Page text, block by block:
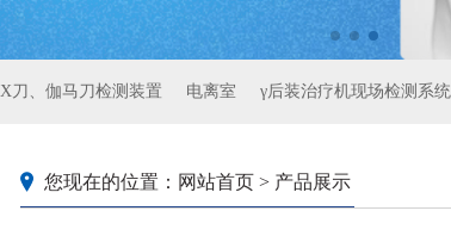
X刀、伽马刀检测装置 电离室 γ后装治疗机现场检测系统
您现在的位置：网站首页 > 产品展示